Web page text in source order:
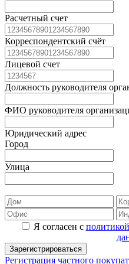
Расчетный счет
Корреспондентский счёт
Лицевой счет
Должность руководителя
ФИО руководителя
Юридический адрес
Город
Улица
Я согласен с
Зарегистрироваться
Регистрация частного